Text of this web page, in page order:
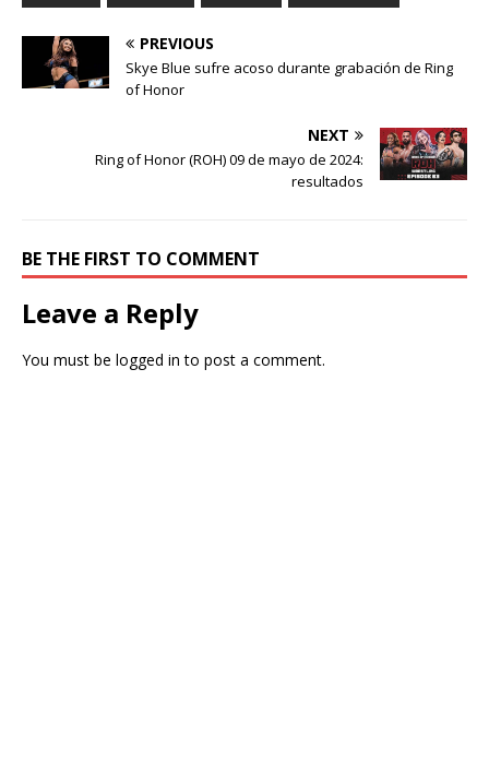
PREVIOUS
Skye Blue sufre acoso durante grabación de Ring
of Honor
NEXT
Ring of Honor (ROH) 09 de mayo de 2024:
resultados
BE THE FIRST TO COMMENT
Leave a Reply
You must be logged in to post a comment.